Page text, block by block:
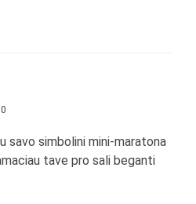
savo simbolini mini-maratona
tave pro sali beganti